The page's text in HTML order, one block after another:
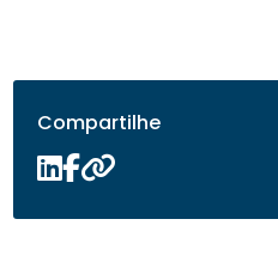
Compartilhe